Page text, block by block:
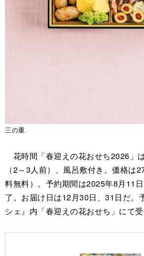
三の重
花時間「春迎えの花おせち2026」
（2～3人前）、風呂敷付き。価格は
料無料）。予約期間は2025年8月11
了。お届け日は12月30日、31日だ。
シェ』内「春迎えの花おせち」にて受